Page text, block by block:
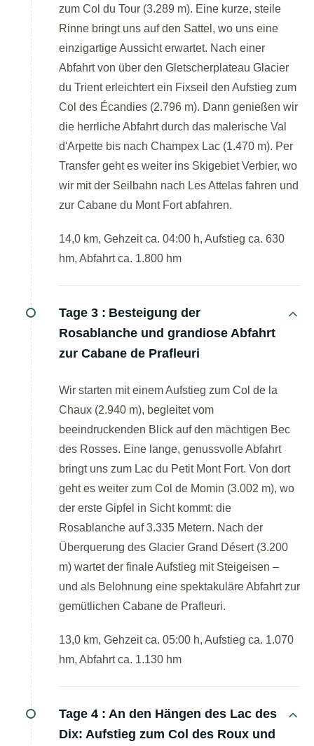
zum Col du Tour (3.289 m). Eine kurze, steile
Rinne bringt uns auf den Sattel, wo uns eine
einzigartige Aussicht erwartet. Nach einer
Abfahrt von über den Gletscherplateau Glacier
du Trient erleichtert ein Fixseil den Aufstieg zum
Col des Écandies (2.796 m). Dann genießen wir
die herrliche Abfahrt durch das malerische Val
d'Arpette bis nach Champex Lac (1.470 m). Per
Transfer geht es weiter ins Skigebiet Verbier, wo
wir mit der Seilbahn nach Les Attelas fahren und
zur Cabane du Mont Fort abfahren.
14,0 km, Gehzeit ca. 04:00 h, Aufstieg ca. 630
hm, Abfahrt ca. 1.800 hm
Tage 3 : Besteigung der
Rosablanche und grandiose Abfahrt
zur Cabane de Prafleuri
Wir starten mit einem Aufstieg zum Col de la
Chaux (2.940 m), begleitet vom
beeindruckenden Blick auf den mächtigen Bec
des Rosses. Eine lange, genussvolle Abfahrt
bringt uns zum Lac du Petit Mont Fort. Von dort
geht es weiter zum Col de Momin (3.002 m), wo
der erste Gipfel in Sicht kommt: die
Rosablanche auf 3.335 Metern. Nach der
Überquerung des Glacier Grand Désert (3.200
m) wartet der finale Aufstieg mit Steigeisen –
und als Belohnung eine spektakuläre Abfahrt zur
gemütlichen Cabane de Prafleuri.
13,0 km, Gehzeit ca. 05:00 h, Aufstieg ca. 1.070
hm, Abfahrt ca. 1.130 hm
Tage 4 : An den Hängen des Lac des
Dix: Aufstieg zum Col des Roux und